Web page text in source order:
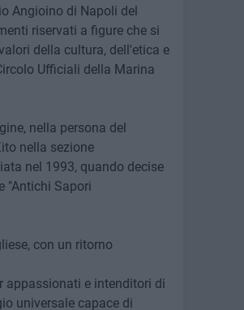
Angioino di Napoli del
riservati a figure che si
della cultura, dell'etica e
Ufficiali della Marina
nella persona del
nella sezione
nel 1993, quando decise
"Antichi Sapori
con un ritorno
appassionati e intenditori di
universale capace di